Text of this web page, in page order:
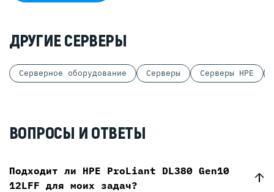
ДРУГИЕ СЕРВЕРЫ
Серверное оборудование Серверы Серверы HPE
ВОПРОСЫ И ОТВЕТЫ
Подходит ли HPE ProLiant DL380 Gen10
12LFF для моих задач?